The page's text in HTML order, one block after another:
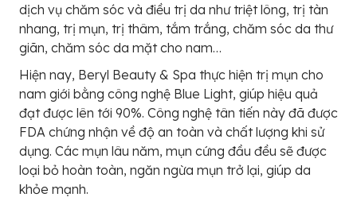
dịch vụ chăm sóc và điều trị da như triệt lông, trị tàn
nhang, trị mụn, trị thâm, tắm trắng, chăm sóc da thư
giãn, chăm sóc da mặt cho nam…
Hiện nay, Beryl Beauty & Spa thực hiện trị mụn cho
nam giới bằng công nghệ Blue Light, giúp hiệu quả
đạt được lên tới 90%. Công nghệ tân tiến này đã được
FDA chứng nhận về độ an toàn và chất lượng khi sử
dụng. Các mụn lâu năm, mụn cứng đầu đều sẽ được
loại bỏ hoàn toàn, ngăn ngừa mụn trở lại, giúp da
khỏe mạnh.